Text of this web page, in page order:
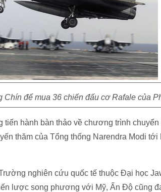
Chín để mua 36 chiến đấu cơ Rafale của
tiến hành bàn thảo về chương trình
thăm của Tổng thống Narendra Modi tới
nghiên cứu quốc tế thuộc Đại học
lược song phương với Mỹ, Ấn Độ cũng